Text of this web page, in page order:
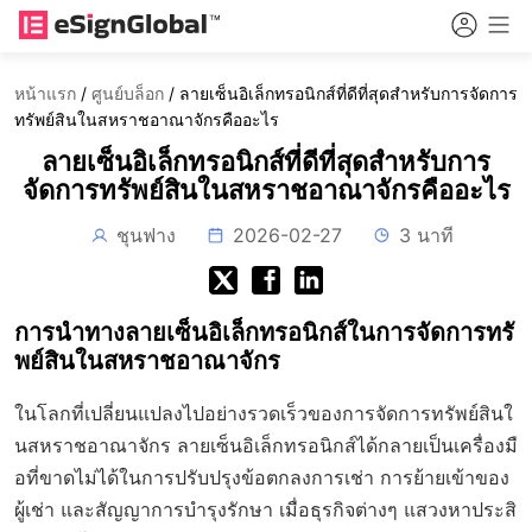
หน้าแรก / ศูนย์บล็อก / ลายเซ็นอิเล็กทรอนิกส์ที่ดีที่สุดสำหรับการจัดการ
ทรัพย์สินในสหราชอาณาจักรคืออะไร
ลายเซ็นอิเล็กทรอนิกส์ที่ดีที่สุดสำหรับการ
จัดการทรัพย์สินในสหราชอาณาจักรคืออะไร
ชุนฟาง 2026-02-27 3 นาที
การนำทางลายเซ็นอิเล็กทรอนิกส์ในการจัดการทรั
พย์สินในสหราชอาณาจักร
ในโลกที่เปลี่ยนแปลงไปอย่างรวดเร็วของการจัดการทรัพย์สินใ
นสหราชอาณาจักร ลายเซ็นอิเล็กทรอนิกส์ได้กลายเป็นเครื่องมื
อที่ขาดไม่ได้ในการปรับปรุงข้อตกลงการเช่า การย้ายเข้าของ
ผู้เช่า และสัญญาการบำรุงรักษา เมื่อธุรกิจต่างๆ แสวงหาประสิ